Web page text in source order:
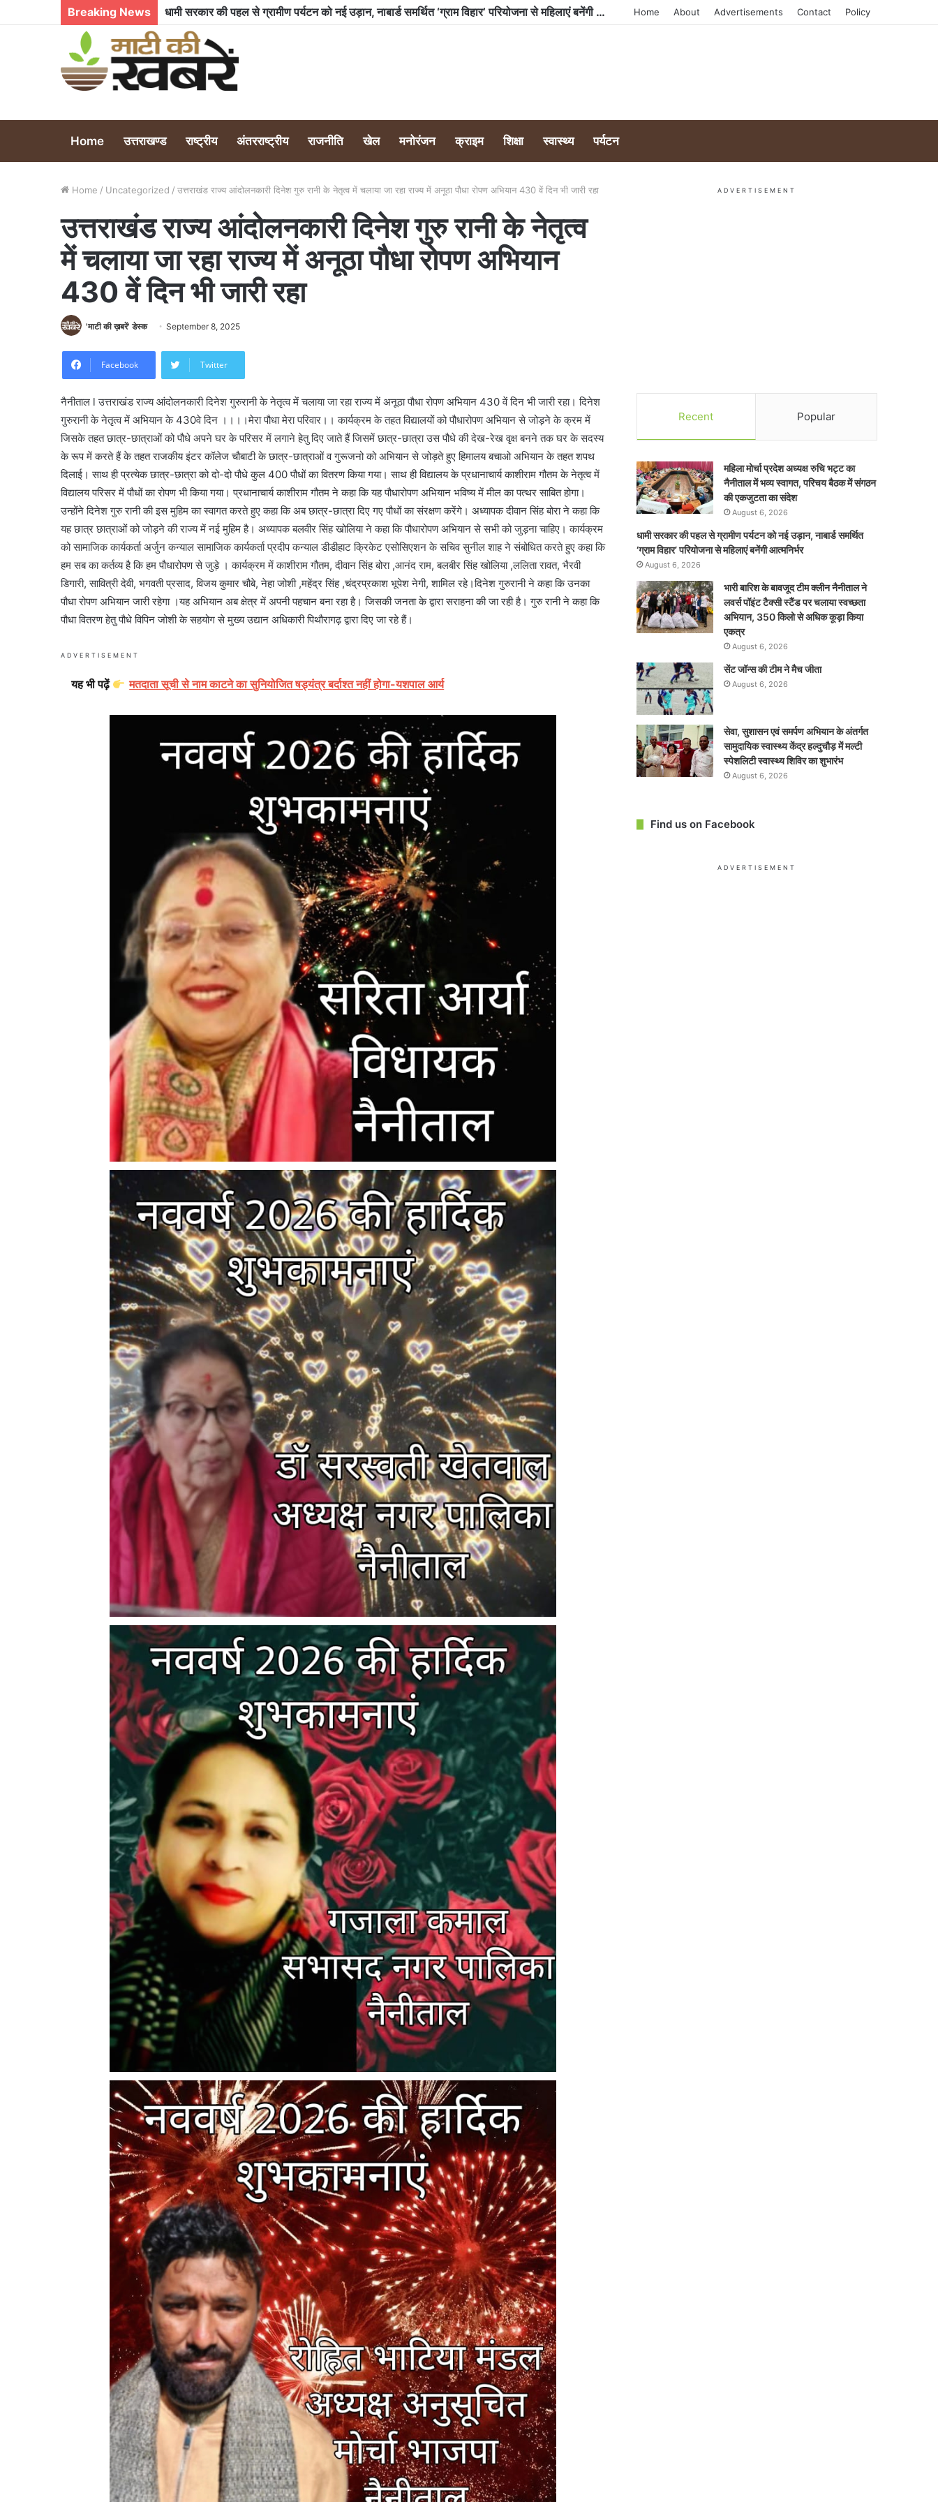
Breaking News भारी बारिश के बावजूद टीम क्लीन नैनीताल ने लवर्स पॉइंट टैक्सी स्टैंड पर चलाया स्वच्छता अभियान, 350 किलो से अधिक कूड़ा किया एकत्र Home About Advertisements Contact Policy
Home उत्तराखण्ड राष्ट्रीय अंतरराष्ट्रीय राजनीति खेल मनोरंजन क्राइम शिक्षा स्वास्थ्य पर्यटन
Home / Uncategorized / उत्तराखंड राज्य आंदोलनकारी दिनेश गुरु रानी के नेतृत्व में चलाया जा रहा राज्य में अनूठा पौधा रोपण अभियान 430 वें दिन भी जारी रहा
उत्तराखंड राज्य आंदोलनकारी दिनेश गुरु रानी के नेतृत्व
में चलाया जा रहा राज्य में अनूठा पौधा रोपण अभियान
430 वें दिन भी जारी रहा
'माटी की ख़बरें' डेस्क September 8, 2025
Facebook Twitter
नैनीताल l उत्तराखंड राज्य आंदोलनकारी दिनेश गुरुरानी के नेतृत्व में चलाया जा रहा राज्य में अनूठा पौधा रोपण अभियान 430 वें दिन भी जारी रहा। दिनेश
गुरुरानी के नेतृत्व में अभियान के 430वे दिन ।।।।मेरा पौधा मेरा परिवार।। कार्यक्रम के तहत विद्यालयों को पौधारोपण अभियान से जोड़ने के क्रम में
जिसके तहत छात्र-छात्राओं को पौधे अपने घर के परिसर में लगाने हेतु दिए जाते हैं जिसमें छात्र-छात्रा उस पौधे की देख-रेख वृक्ष बनने तक घर के सदस्य
के रूप में करते हैं के तहत राजकीय इंटर कॉलेज चौबाटी के छात्र-छात्राओं व गुरूजनो को अभियान से जोड़ते हुए हिमालय बचाओ अभियान के तहत शपथ
दिलाई। साथ ही प्रत्येक छात्र-छात्रा को दो-दो पौधे कुल 400 पौधों का वितरण किया गया। साथ ही विद्यालय के प्रधानाचार्य काशीराम गौतम के नेतृत्व में
विद्यालय परिसर में पौधों का रोपण भी किया गया। प्रधानाचार्य काशीराम गौतम ने कहा कि यह पौधारोपण अभियान भविष्य में मील का पत्थर साबित होगा।
उन्होंने दिनेश गुरु रानी की इस मुहिम का स्वागत करते हुए कहा कि अब छात्र-छात्रा दिए गए पौधों का संरक्षण करेंगे। अध्यापक दीवान सिंह बोरा ने कहा कि
यह छात्र छात्राओं को जोड़ने की राज्य में नई मुहिम है। अध्यापक बलवीर सिंह खोलिया ने कहा कि पौधारोपण अभियान से सभी को जुड़ना चाहिए। कार्यक्रम
को सामाजिक कार्यकर्ता अर्जुन कन्याल सामाजिक कार्यकर्ता प्रदीप कन्याल डीडीहाट क्रिकेट एसोसिएशन के सचिव सुनील शाह ने संबोधित करते हुए कहा कि
हम सब का कर्तव्य है कि हम पौधारोपण से जुड़े ‌। कार्यक्रम में काशीराम गौतम, दीवान सिंह बोरा ,आनंद राम, बलबीर सिंह खोलिया ,ललिता रावत, भैरवी
डिगारी, सावित्री देवी, भगवती प्रसाद, विजय कुमार चौबे, नेहा जोशी ,महेंद्र सिंह ,चंद्रप्रकाश भूपेश नेगी, शामिल रहे।दिनेश गुरुरानी ने कहा कि उनका
पौधा रोपण अभियान जारी रहेगा ।यह अभियान अब क्षेत्र में अपनी पहचान बना रहा है। जिसकी जनता के द्वारा सराहना की जा रही है। गुरु रानी ने कहा कि
पौधा वितरण हेतु पौधे विपिन जोशी के सहयोग से मुख्य उद्यान अधिकारी पिथौरागढ़ द्वारा दिए जा रहे हैं।
ADVERTISEMENT
यह भी पढ़ें मतदाता सूची से नाम काटने का सुनियोजित षड्यंत्र बर्दाश्त नहीं होगा-यशपाल आर्य
ADVERTISEMENT
Recent Popular
महिला मोर्चा प्रदेश अध्यक्ष रुचि भट्ट का
नैनीताल में भव्य स्वागत, परिचय बैठक में संगठन
की एकजुटता का संदेश
August 6, 2026
धामी सरकार की पहल से ग्रामीण पर्यटन को नई उड़ान, नाबार्ड समर्थित
‘ग्राम विहार’ परियोजना से महिलाएं बनेंगी आत्मनिर्भर
August 6, 2026
भारी बारिश के बावजूद टीम क्लीन नैनीताल ने
लवर्स पॉइंट टैक्सी स्टैंड पर चलाया स्वच्छता
अभियान, 350 किलो से अधिक कूड़ा किया
एकत्र
August 6, 2026
सेंट जॉन्स की टीम ने मैच जीता
August 6, 2026
सेवा, सुशासन एवं समर्पण अभियान के अंतर्गत
सामुदायिक स्वास्थ्य केंद्र हल्दुचौड़ में मल्टी
स्पेशलिटी स्वास्थ्य शिविर का शुभारंभ
August 6, 2026
Find us on Facebook
ADVERTISEMENT